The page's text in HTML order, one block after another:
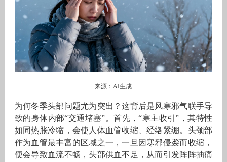
来源：AI生成
为何冬季头部问题尤为突出？这背后是风寒邪气联手导
致的身体内部“交通堵塞”。首先，“寒主收引”，其特性
如同热胀冷缩，会使人体血管收缩、经络紧绷。头颈部
作为血管最丰富的区域之一，一旦因寒邪侵袭而收缩，
便会导致血流不畅，头部供血不足，从而引发阵阵抽痛